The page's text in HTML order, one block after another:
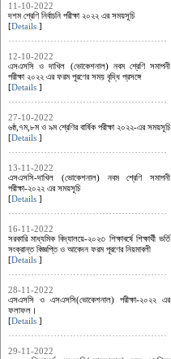
11-10-2022
দশম শ্রেণি নির্বাচনি পরীক্ষা ২০২২ এর সময়সূচি
[Details ]
12-10-2022
এসএসসি ও দাখিল (ভোকেশনাল) নবম শ্রেণি সমাপনী
পরীক্ষা ২০২২ এর ফরম পূরণের সময় বৃদ্ধি প্রসঙ্গে
[Details ]
27-10-2022
৬ষ্ঠ,৭ম,৮ম ও ৯ম শ্রেণির বার্ষিক পরীক্ষা ২০২২-এর সময়সূচি
[Details ]
13-11-2022
এসএসসি-দাখিল (ভোকেশনাল) নবম শ্রেণি সমাপনী
পরীক্ষা-২০২২ এর সময়সূচি
[Details ]
16-11-2022
সরকারি মাধ্যমিক বিদ্যালয়ে-২০২৩ শিক্ষাবর্ষে শিক্ষার্থী ভর্তি
সংক্রান্ত বিজ্ঞপ্তি ও আবেদন ফরম পূরণের নিয়মাবলী
[Details ]
28-11-2022
এসএসসি ও এসএসসি(ভোকেশনাল) পরীক্ষা-২০২২ এর
ফলাফল।
[Details ]
29-11-2022